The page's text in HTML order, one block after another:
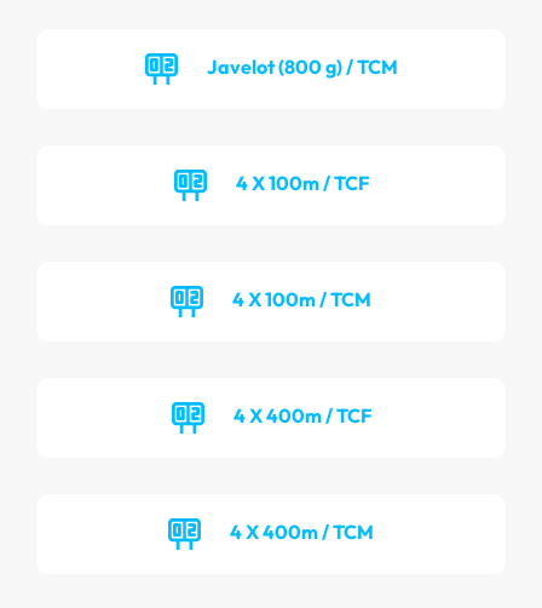
Javelot (800 g) / TCM
4 X 100m / TCF
4 X 100m / TCM
4 X 400m / TCF
4 X 400m / TCM